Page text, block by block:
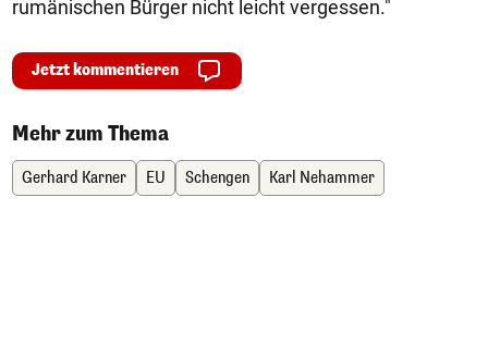
rumänischen Bürger nicht leicht vergessen."
Jetzt kommentieren
Mehr zum Thema
Gerhard Karner EU Schengen Karl Nehammer